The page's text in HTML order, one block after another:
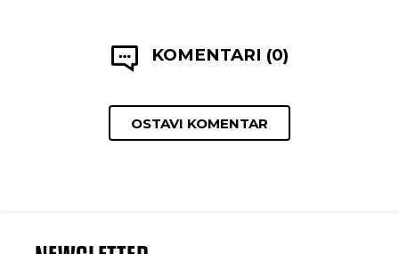
KOMENTARI (0)
OSTAVI KOMENTAR